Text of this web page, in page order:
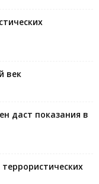
век
даст показания в